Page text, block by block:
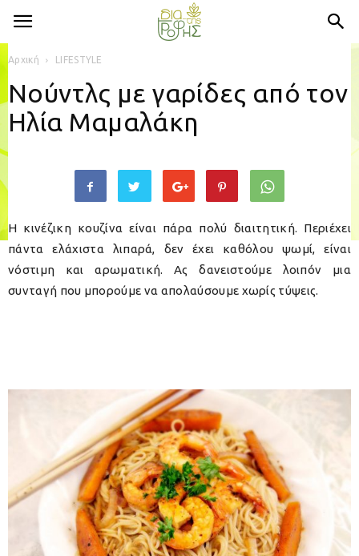
Αρχική LIFESTYLE
Νούντλς με γαρίδες από τον
Ηλία Μαμαλάκη
Η κινέζικη κουζίνα είναι πάρα πολύ διαιτητική. Περιέχει
πάντα ελάχιστα λιπαρά, δεν έχει καθόλου ψωμί, είναι
νόστιμη και αρωματική. Ας δανειστούμε λοιπόν μια
συνταγή που μπορούμε να απολαύσουμε χωρίς τύψεις.